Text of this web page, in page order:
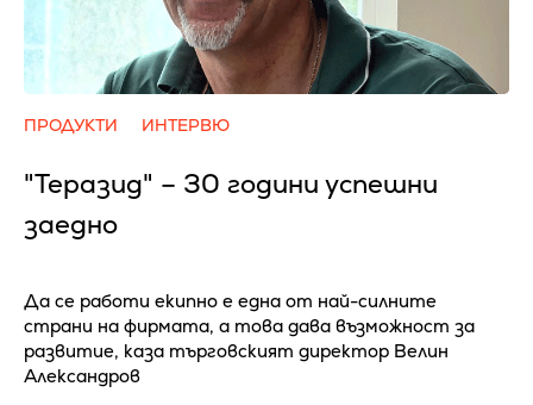
ПРОДУКТИ ИНТЕРВЮ
"Теразид" – 30 години успешни
заедно
Да се работи екипно е една от най-силните
страни на фирмата, а това дава възможност за
развитие, каза търговският директор Велин
Александров